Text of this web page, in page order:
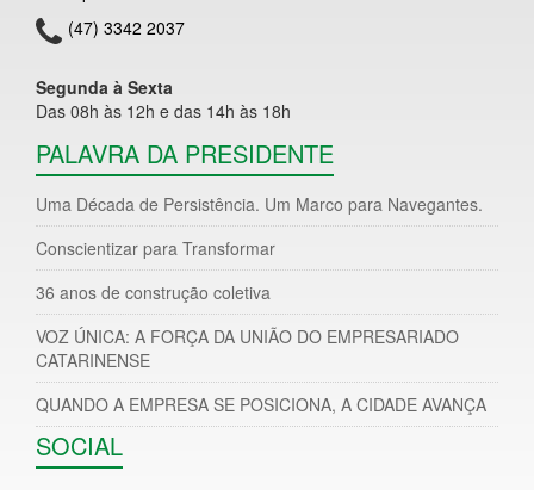
(47) 3342 2037
Segunda à Sexta
Das 08h às 12h e das 14h às 18h
PALAVRA DA PRESIDENTE
Uma Década de Persistência. Um Marco para Navegantes.
Conscientizar para Transformar
36 anos de construção coletiva
VOZ ÚNICA: A FORÇA DA UNIÃO DO EMPRESARIADO
CATARINENSE
QUANDO A EMPRESA SE POSICIONA, A CIDADE AVANÇA
SOCIAL